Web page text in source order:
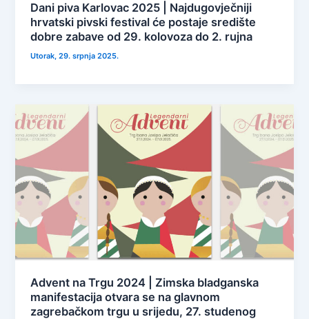
Dani piva Karlovac 2025 | Najdugovječniji
hrvatski pivski festival će postaje središte
dobre zabave od 29. kolovoza do 2. rujna
Utorak, 29. srpnja 2025.
Advent na Trgu 2024 | Zimska bladganska
manifestacija otvara se na glavnom
zagrebačkom trgu u srijedu, 27. studenog